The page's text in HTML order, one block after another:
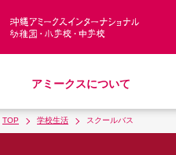
アミークスについて
教育理念
幼稚園
小学校
中学校
募集要項
TOP 学校生活 スクールバス